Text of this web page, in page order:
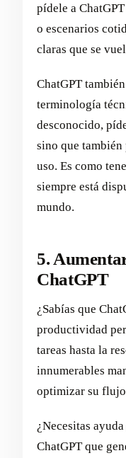
pídele a
o escenarios
claras que se
ChatGPT
terminología
desconocido,
sino que
uso. Es como
siempre está
mundo.
5.
ChatGPT
¿Sabías que
productividad
tareas hasta la
innumerables
optimizar su
¿Necesitas
ChatGPT que